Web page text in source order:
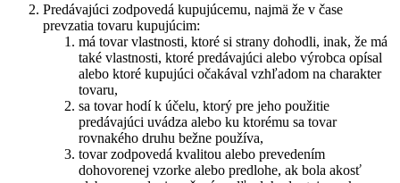
Predávajúci zodpovedá kupujúcemu, najmä že v čase
prevzatia tovaru kupujúcim:
má tovar vlastnosti, ktoré si strany dohodli, inak, že má
také vlastnosti, ktoré predávajúci alebo výrobca opísal
alebo ktoré kupujúci očakával vzhľadom na charakter
tovaru,
sa tovar hodí k účelu, ktorý pre jeho použitie
predávajúci uvádza alebo ku ktorému sa tovar
rovnakého druhu bežne používa,
tovar zodpovedá kvalitou alebo prevedením
dohovorenej vzorke alebo predlohe, ak bola akosť